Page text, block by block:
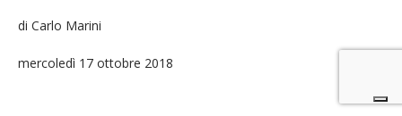
di Carlo Marini
mercoledì 17 ottobre 2018